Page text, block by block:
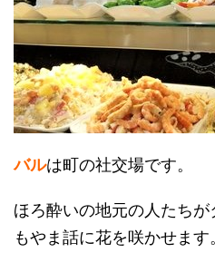
バルは町の社交場です。
ほろ酔いの地元の人たち
もやま話に花を咲かせます